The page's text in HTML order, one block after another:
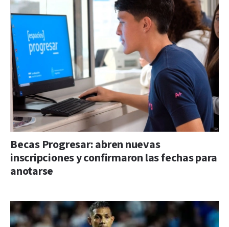
Becas Progresar: abren nuevas
inscripciones y confirmaron las fechas para
anotarse